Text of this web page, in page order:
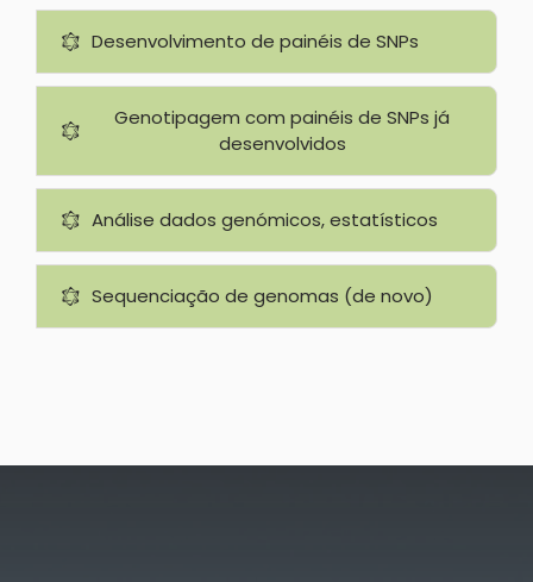
Desenvolvimento de painéis de SNPs
Genotipagem com painéis de SNPs já
desenvolvidos
Análise dados genómicos, estatísticos
Sequenciação de genomas (de novo)